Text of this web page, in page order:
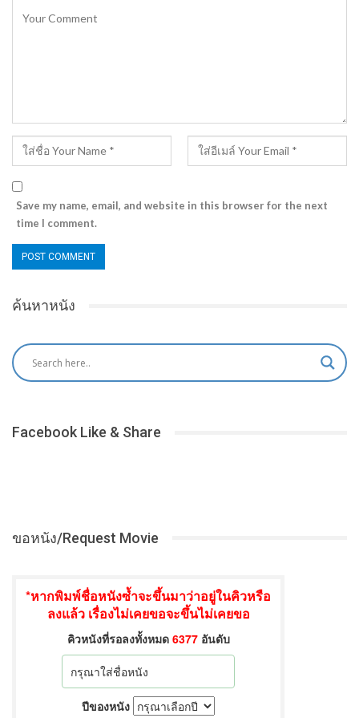
Save my name, email, and website in this browser for the next
time I comment.
ค้นหาหนัง
Facebook Like & Share
ขอหนัง/Request Movie